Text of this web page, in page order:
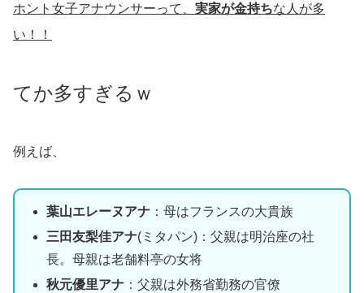
ホント女子アナウンサーって、 実家が金持ちな人が多
い！！
てか多すぎるｗ
例えば、
葉山エレーヌアナ ：母はフランスの大貴族
三田友梨佳アナ(ミタパン)：父親は明治座の社
長。母親は老舗料亭の女将
秋元優里アナ ：父親は外務省勤務の官僚